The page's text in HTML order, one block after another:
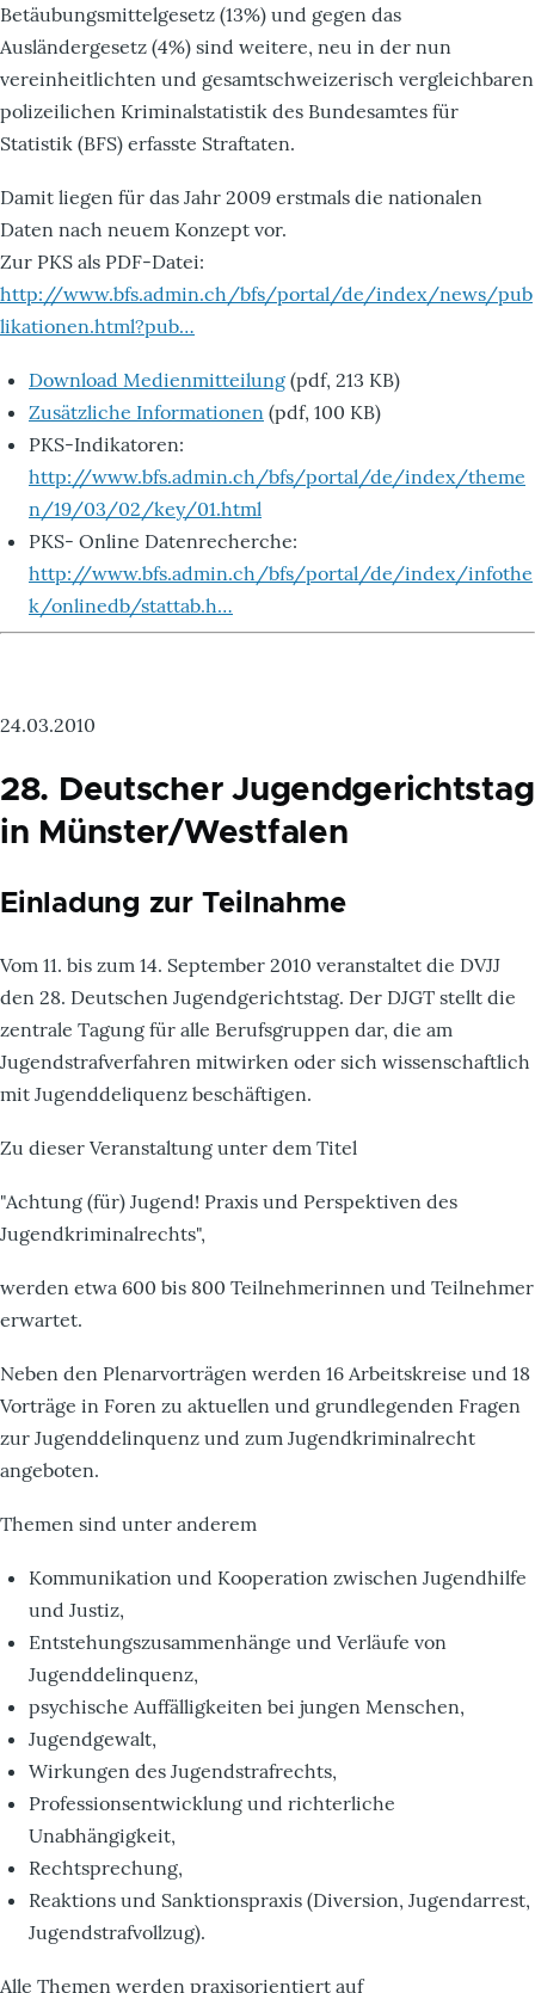
Betäubungsmittelgesetz (13%) und gegen das
Ausländergesetz (4%) sind weitere, neu in der nun
vereinheitlichten und gesamtschweizerisch vergleichbaren
polizeilichen Kriminalstatistik des Bundesamtes für
Statistik (BFS) erfasste Straftaten.
Damit liegen für das Jahr 2009 erstmals die nationalen
Daten nach neuem Konzept vor.
Zur PKS als PDF-Datei:
http://www.bfs.admin.ch/bfs/portal/de/index/news/pub
likationen.html?pub…
Download Medienmitteilung (pdf, 213 KB)
Zusätzliche Informationen (pdf, 100 KB)
PKS-Indikatoren:
http://www.bfs.admin.ch/bfs/portal/de/index/theme
n/19/03/02/key/01.html
PKS- Online Datenrecherche:
http://www.bfs.admin.ch/bfs/portal/de/index/infothe
k/onlinedb/stattab.h…
24.03.2010
28. Deutscher Jugendgerichtstag
in Münster/Westfalen
Einladung zur Teilnahme
Vom 11. bis zum 14. September 2010 veranstaltet die DVJJ
den 28. Deutschen Jugendgerichtstag. Der DJGT stellt die
zentrale Tagung für alle Berufsgruppen dar, die am
Jugendstrafverfahren mitwirken oder sich wissenschaftlich
mit Jugenddeliquenz beschäftigen.
Zu dieser Veranstaltung unter dem Titel
"Achtung (für) Jugend! Praxis und Perspektiven des
Jugendkriminalrechts",
werden etwa 600 bis 800 Teilnehmerinnen und Teilnehmer
erwartet.
Neben den Plenarvorträgen werden 16 Arbeitskreise und 18
Vorträge in Foren zu aktuellen und grundlegenden Fragen
zur Jugenddelinquenz und zum Jugendkriminalrecht
angeboten.
Themen sind unter anderem
Kommunikation und Kooperation zwischen Jugendhilfe
und Justiz,
Entstehungszusammenhänge und Verläufe von
Jugenddelinquenz,
psychische Auffälligkeiten bei jungen Menschen,
Jugendgewalt,
Wirkungen des Jugendstrafrechts,
Professionsentwicklung und richterliche
Unabhängigkeit,
Rechtsprechung,
Reaktions und Sanktionspraxis (Diversion, Jugendarrest,
Jugendstrafvollzug).
Alle Themen werden praxisorientiert auf